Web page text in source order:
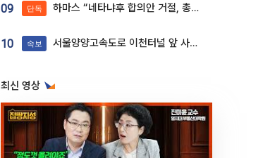
09 단독 하마스 “네타냐후 합의안 거절, 총선 앞두고 시간 끌기”
10 속보 서울양양고속도로 이천터널 앞 사고 발생
최신 영상